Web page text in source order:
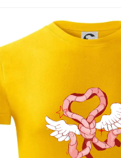
miluje originálne a
ktorí vedia, že láska
ilustrácie a komiksovej
niečo výnimočné –
Stačí, keď má krídla.